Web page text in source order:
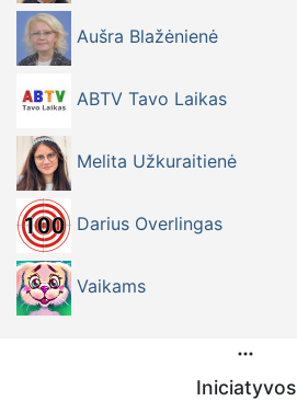
Aušra Blažėnienė
ABTV Tavo Laikas
Melita Užkuraitienė
Darius Overlingas
Vaikams
Iniciatyvos